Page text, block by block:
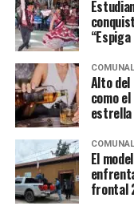
Alto del
como
El
frontal